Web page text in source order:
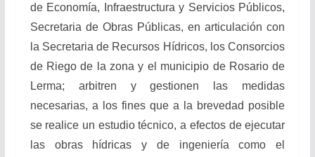
de Economía, Infraestructura y Servicios Públicos,
Secretaria de Obras Públicas, en articulación con
la Secretaria de Recursos Hídricos, los Consorcios
de Riego de la zona y el municipio de Rosario de
Lerma; arbitren y gestionen las medidas
necesarias, a los fines que a la brevedad posible
se realice un estudio técnico, a efectos de ejecutar
las obras hídricas y de ingeniería como el